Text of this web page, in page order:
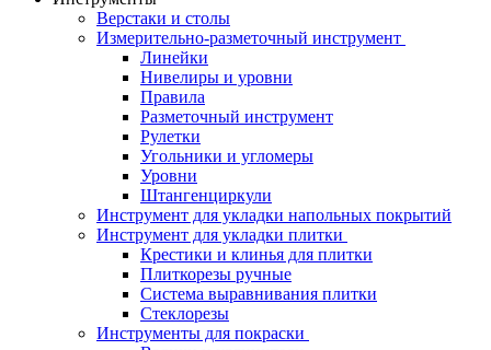
Верстаки и столы
Измерительно-разметочный инструмент
Линейки
Нивелиры и уровни
Правила
Разметочный инструмент
Рулетки
Угольники и угломеры
Уровни
Штангенциркули
Инструмент для укладки напольных покрытий
Инструмент для укладки плитки
Крестики и клинья для плитки
Плиткорезы ручные
Система выравнивания плитки
Стеклорезы
Инструменты для покраски